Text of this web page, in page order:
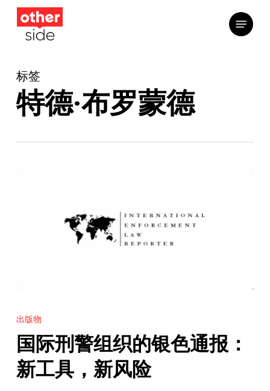
菜单
标签
特德·布罗蒙德
际
刑
警
组
织
出版物
国际刑警组织的银色通报：
新工具，新风险